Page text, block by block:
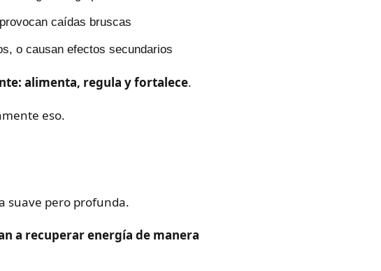
caídas bruscas
o causan efectos secundarios
alimenta, regula y fortalece.
eso.
suave pero profunda.
a recuperar energía de manera